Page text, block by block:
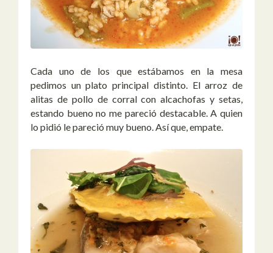
Cada uno de los que estábamos en la mesa
pedimos un plato principal distinto. El arroz de
alitas de pollo de corral con alcachofas y setas,
estando bueno no me pareció destacable. A quien
lo pidió le pareció muy bueno. Así que, empate.